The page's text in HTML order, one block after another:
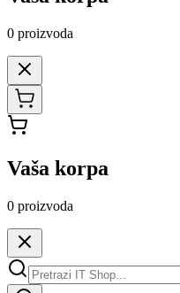
0 proizvoda
Vaša korpa
0 proizvoda